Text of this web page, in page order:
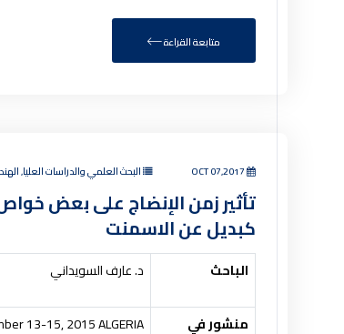
متابعة القراءة
البحث العلمي والدراسات العليا,
تأثير زمن الإنضاج على بعض
كبديل عن الاسمنت
الباحث د. عارف السويداني
منشور في 13-15, 2015 ALGERIA.